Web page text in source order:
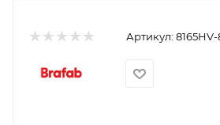
Артикул: